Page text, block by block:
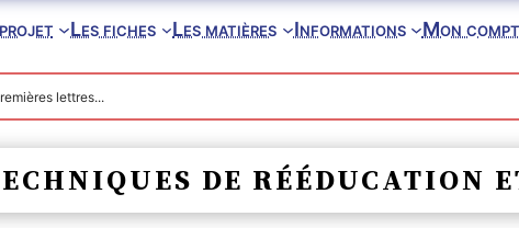
Les fiches Les matières Informations Mon
DE RÉÉDUCATION